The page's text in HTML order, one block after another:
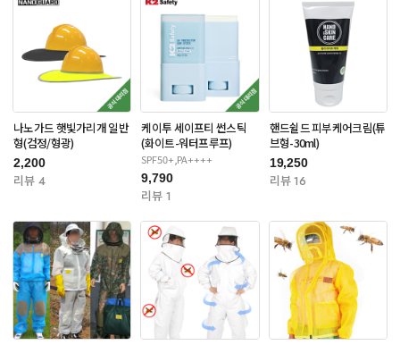
나노가드 햇빛가리개 일반
형(검정/형광)
2,200
리뷰 4
케이투 세이프티 썬스틱
(화이트-워터프루프)
SPF50+,PA++++
9,790
리뷰 1
핸드쉴드 피부케어크림(튜
브형-30ml)
19,250
리뷰 16